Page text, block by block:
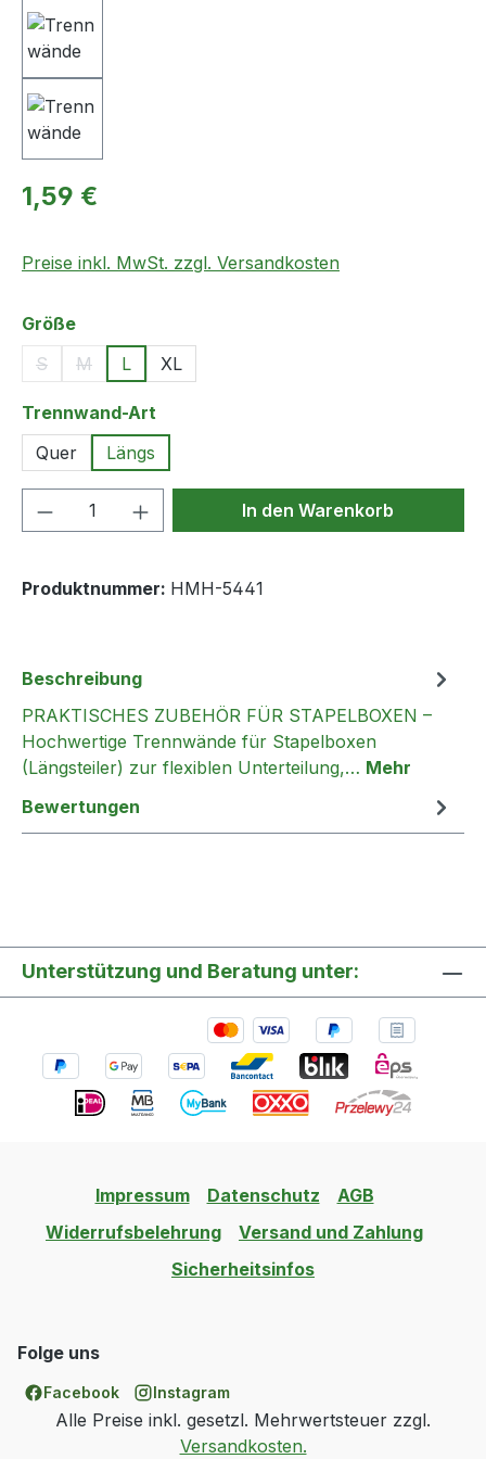
Regulärer Preis:
1,59 €
Preise inkl. MwSt. zzgl. Versandkosten
Größeauswählen
S
(Diese Option ist zurzeit nicht verfügbar.)
M
(Diese Option ist zurzeit nicht verfügbar.)
L XL
Trennwand-Art
Quer
Längs
Produkt Anzahl: Gib denIn den Warenkorb
Produktnummer: HMH-5441
Beschreibung
PRAKTISCHES ZUBEHÖR FÜR STAPELBOXEN –
Hochwertige Trennwände für Stapelboxen
(Längsteiler) zur flexiblen Unterteilung,… Mehr
Bewertungen
Unterstützung und Beratung unter:
Impressum Datenschutz
AGB
Widerrufsbelehrung
Versand und Zahlung
Sicherheitsinfos
Folge uns
Facebook Instagram
Alle Preise inkl. gesetzl. Mehrwertsteuer zzgl.
Versandkosten.